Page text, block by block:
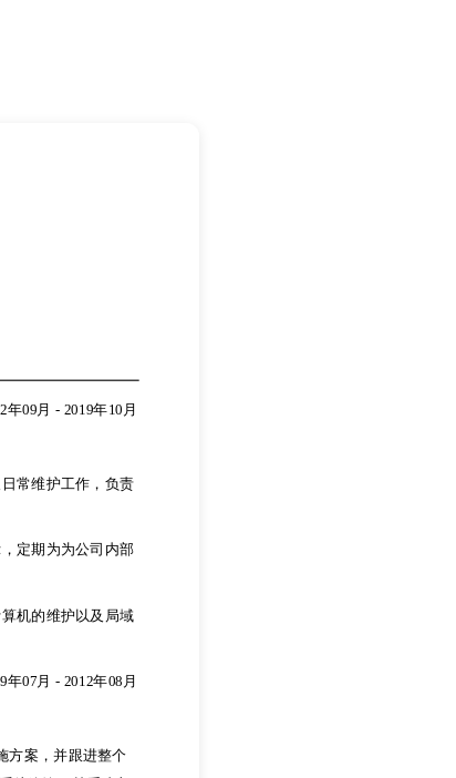
年09月 - 2019年10月
常维护工作，负责
定期为为公司内部
机的维护以及局域
年07月 - 2012年08月
方案，并跟进整个
年09月 -2019年10月
常维护工作，负责
定期为为公司内部
机的维护以及局域